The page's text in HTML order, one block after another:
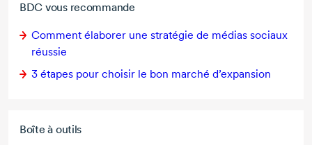
BDC vous recommande
Comment élaborer une stratégie de médias sociaux
réussie
3 étapes pour choisir le bon marché d’expansion
Boîte à outils